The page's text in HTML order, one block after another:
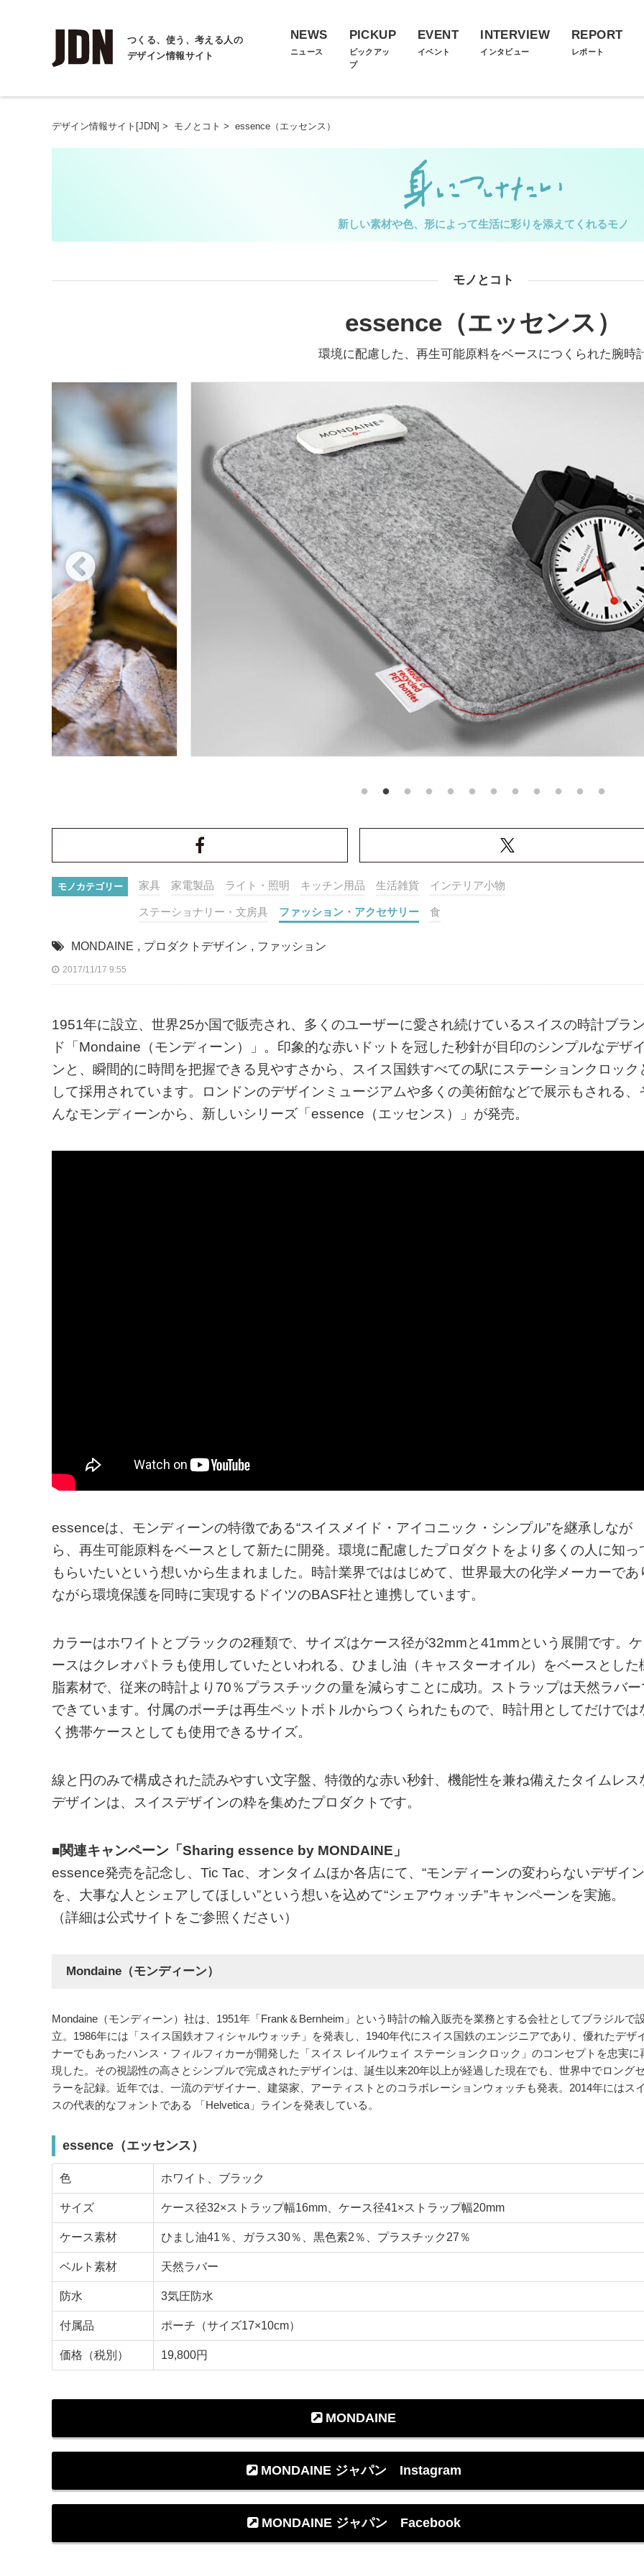
つくる、使う、考える人の
デザイン情報サイト
NEWS
ニュース
PICKUP
ピックアッ
プ
EVENT
イベント
INTERVIEW
インタビュー
REPORT
レポート
デザイン情報サイト[JDN] > モノとコト > essence（エッセンス）
新しい素材や色、形によって生活に彩りを添えてくれるモノ
モノとコト
essence（エッセンス）
環境に配慮した、再生可能原料をベースにつくられた腕時
モノカテゴリー 家具 家電製品 ライト・照明 キッチン用品 生活雑貨 インテリア小物
ステーショナリー・文房具 ファッション・アクセサリー 食
MONDAINE , プロダクトデザイン , ファッション
2017/11/17 9:55
1951年に設立、世界25か国で販売され、多くのユーザーに愛され続けているスイスの時計ブラ
ド「Mondaine（モンディーン）」。印象的な赤いドットを冠した秒針が目印のシンプルなデザ
ンと、瞬間的に時間を把握できる見やすさから、スイス国鉄すべての駅にステーションクロック
して採用されています。ロンドンのデザインミュージアムや多くの美術館などで展示もされる、
んなモンディーンから、新しいシリーズ「essence（エッセンス）」が発売。
essenceは、モンディーンの特徴である“スイスメイド・アイコニック・シンプル”を継承しなが
ら、再生可能原料をベースとして新たに開発。環境に配慮したプロダクトをより多くの人に知っ
もらいたいという想いから生まれました。時計業界でははじめて、世界最大の化学メーカーであ
ながら環境保護を同時に実現するドイツのBASF社と連携しています。
カラーはホワイトとブラックの2種類で、サイズはケース径が32mmと41mmという展開です。ケ
ースはクレオパトラも使用していたといわれる、ひまし油（キャスターオイル）をベースとした
脂素材で、従来の時計より70％プラスチックの量を減らすことに成功。ストラップは天然ラバー
できています。付属のポーチは再生ペットボトルからつくられたもので、時計用としてだけでは
く携帯ケースとしても使用できるサイズ。
線と円のみで構成された読みやすい文字盤、特徴的な赤い秒針、機能性を兼ね備えたタイムレス
デザインは、スイスデザインの粋を集めたプロダクトです。
■関連キャンペーン「Sharing essence by MONDAINE」
essence発売を記念し、Tic Tac、オンタイムほか各店にて、“モンディーンの変わらないデザイン
を、大事な人とシェアしてほしい”という想いを込めて“シェアウォッチ”キャンペーンを実施。
（詳細は公式サイトをご参照ください）
Mondaine（モンディーン）
Mondaine（モンディーン）社は、1951年「Frank＆Bernheim」という時計の輸入販売を業務とする会社としてブラジルで
立。1986年には「スイス国鉄オフィシャルウォッチ」を発表し、1940年代にスイス国鉄のエンジニアであり、優れたデザ
ナーでもあったハンス・フィルフィカーが開発した「スイス レイルウェイ ステーションクロック」のコンセプトを忠実に
現した。その視認性の高さとシンプルで完成されたデザインは、誕生以来20年以上が経過した現在でも、世界中でロング
ラーを記録。近年では、一流のデザイナー、建築家、アーティストとのコラボレーションウォッチも発表。2014年にはス
スの代表的なフォントである 「Helvetica」ラインを発表している。
essence（エッセンス）
色 ホワイト、ブラック
サイズ ケース径32×ストラップ幅16mm、ケース径41×ストラップ幅20mm
ケース素材 ひまし油41％、ガラス30％、黒色素2％、プラスチック27％
ベルト素材 天然ラバー
防水 3気圧防水
付属品 ポーチ（サイズ17×10cm）
価格（税別） 19,800円
MONDAINE
MONDAINE ジャパン Instagram
MONDAINE ジャパン Facebook